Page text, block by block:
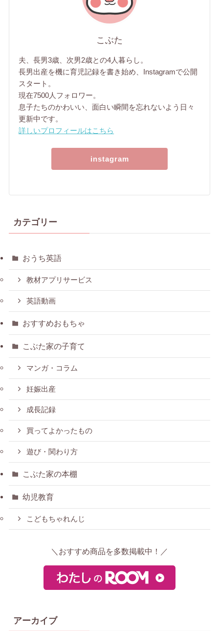
こぶた
夫、長男3歳、次男2歳との4人暮らし。
長男出産を機に育児記録を書き始め、Instagramで公開
スタート。
現在7500人フォロワー。
息子たちのかわいい、面白い瞬間を忘れないよう日々
更新中です。
詳しいプロフィールはこちら
instagram
カテゴリー
おうち英語
教材アプリサービス
英語動画
おすすめおもちゃ
こぶた家の子育て
マンガ・コラム
妊娠出産
成長記録
買ってよかったもの
遊び・関わり方
こぶた家の本棚
幼児教育
こどもちゃれんじ
＼おすすめ商品を多数掲載中！／
アーカイブ